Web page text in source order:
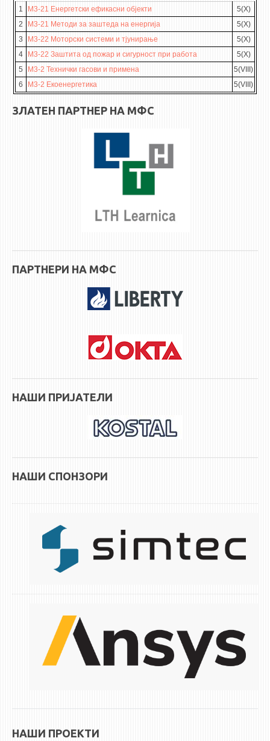
1 М3-21 Енергетски ефикасни објекти
5(X)
2
М3-21 Методи за заштеда на енергија
5(X)
3
М3-22 Моторски системи и тјунирање
5(X)
4
М3-22 Заштита од пожар и сигурност при работа
5(X)
5
М3-2 Технички гасови и примена
5(VIII)
6
М3-2 Екоенергетика 5(VIII)
ЗЛАТЕН ПАРТНЕР НА МФС
ПАРТНЕРИ НА МФС
НАШИ ПРИЈАТЕЛИ
НАШИ СПОНЗОРИ
НАШИ ПРОЕКТИ